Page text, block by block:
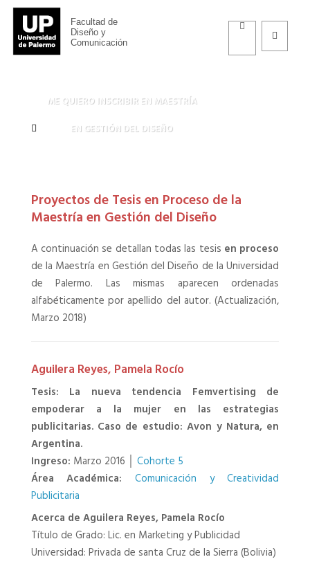
Facultad de
Diseño y
Comunicación
Diseño y Comunicación > Maestría en Gestión del Diseño
Proceso
ME QUIERO INSCRIBIR EN MAESTRÍA
EN GESTIÓN DEL DISEÑO
Proyectos de Tesis en Proceso de la
Maestría en Gestión del Diseño
A continuación se detallan todas las tesis en proceso
de la Maestría en Gestión del Diseño de la Universidad
de Palermo. Las mismas aparecen ordenadas
alfabéticamente por apellido del autor. (Actualización,
Marzo 2018)
Aguilera Reyes, Pamela Rocío
Tesis: La nueva tendencia Femvertising de
empoderar a la mujer en las estrategias
publicitarias. Caso de estudio: Avon y Natura, en
Argentina.
Ingreso: Marzo 2016 │ Cohorte 5
Área Académica:
Comunicación y Creatividad
Publicitaria
Acerca de Aguilera Reyes, Pamela Rocío
Título de Grado: Lic. en Marketing y Publicidad
Universidad: Privada de santa Cruz de la Sierra (Bolivia)